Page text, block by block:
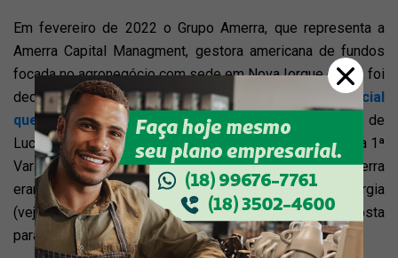
Em fevereiro de 2022 o Grupo Amerra, que representa a
Amerra Capital Managment, gestora americana de fundos
focada no agronegócio com sede em Nova Iorque (EUA), foi
declarado vencedor noprocesso de recuperação judicial
que colocou à venda a Usina Bioenergia do Brasil
, de
Lucélia. Conforme processo que tramitou desde 2019 na 1ª
Vara da Comarca de Lucélia, as empresas do Grupo Amerra
eram na ocasião as principais credoras da Usina Bioenergia
(veja a relação nominal de credores) e formularam proposta
para adquirir a estrutura produtiva no município.